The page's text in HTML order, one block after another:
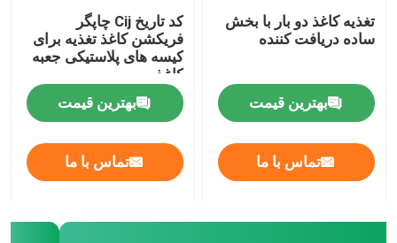
تغذیه کاغذ دو بار با بخش
ساده دریافت کننده
بهترین قیمت
تماس با ما
کد تاریخ Cij چاپگر
فریکشن کاغذ تغذیه برای
کیسه های پلاستیکی جعبه
کاغذ
بهترین قیمت
تماس با ما